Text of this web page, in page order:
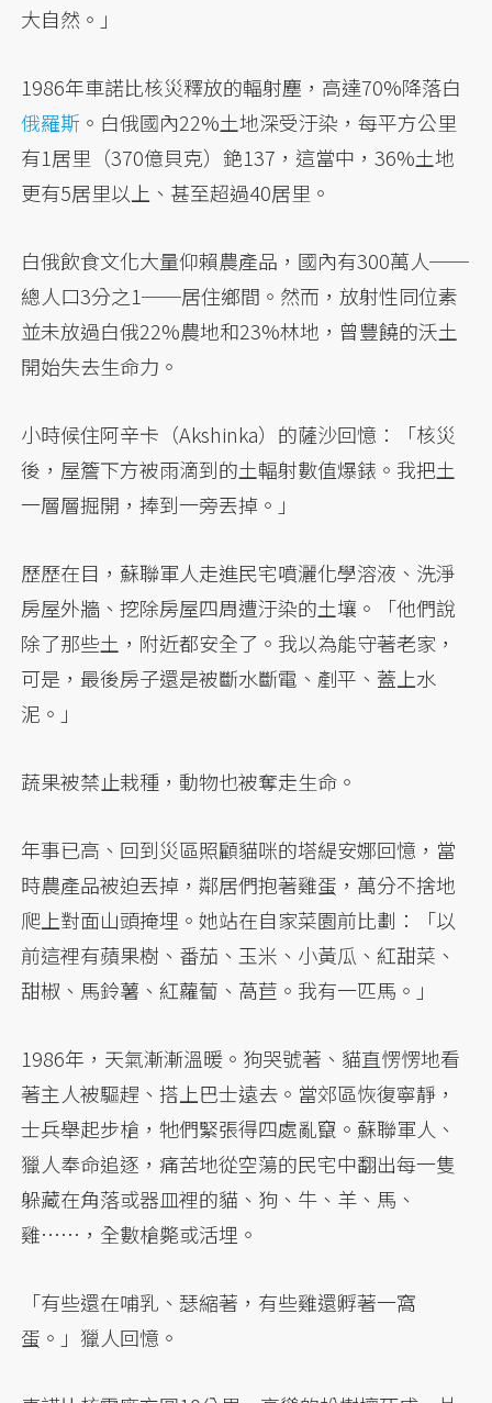
大自然。」
1986年車諾比核災釋放的輻射塵，高達70%降落白
俄羅斯 。白俄國內22%土地深受汙染，每平方公里
有1居里（370億貝克）銫137，這當中，36%土地
更有5居里以上、甚至超過40居里。
白俄飲食文化大量仰賴農產品，國內有300萬人──
總人口3分之1──居住鄉間。然而，放射性同位素
並未放過白俄22%農地和23%林地，曾豐饒的沃土
開始失去生命力。
小時候住阿辛卡（Akshinka）的薩沙回憶：「核災
後，屋簷下方被雨滴到的土輻射數值爆錶。我把土
一層層掘開，捧到一旁丟掉。」
歷歷在目，蘇聯軍人走進民宅噴灑化學溶液、洗淨
房屋外牆、挖除房屋四周遭汙染的土壤。「他們說
除了那些土，附近都安全了。我以為能守著老家，
可是，最後房子還是被斷水斷電、剷平、蓋上水
泥。」
蔬果被禁止栽種，動物也被奪走生命。
年事已高、回到災區照顧貓咪的塔緹安娜回憶，當
時農產品被迫丟掉，鄰居們抱著雞蛋，萬分不捨地
爬上對面山頭掩埋。她站在自家菜園前比劃：「以
前這裡有蘋果樹、番茄、玉米、小黃瓜、紅甜菜、
甜椒、馬鈴薯、紅蘿蔔、萵苣。我有一匹馬。」
1986年，天氣漸漸溫暖。狗哭號著、貓直愣愣地看
著主人被驅趕、搭上巴士遠去。當郊區恢復寧靜，
士兵舉起步槍，牠們緊張得四處亂竄。蘇聯軍人、
獵人奉命追逐，痛苦地從空蕩的民宅中翻出每一隻
躲藏在角落或器皿裡的貓、狗、牛、羊、馬、
雞……，全數槍斃或活埋。
「有些還在哺乳、瑟縮著，有些雞還孵著一窩
蛋。」獵人回憶。